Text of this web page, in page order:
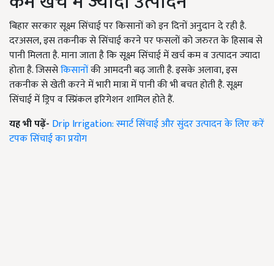
बिहार सरकार सूक्ष्म सिंचाई पर किसानों को इन दिनों अनुदान दे रही है.
दरअसल, इस तकनीक से सिंचाई करने पर फसलों को जरुरत के हिसाब से
पानी मिलता है. माना जाता है कि सूक्ष्म सिंचाई में खर्च कम व उत्पादन ज्यादा
होता है. जिससेकिसानोंकी आमदनी बढ़ जाती है. इसके अलावा, इस
तकनीक से खेती करने में भारी मात्रा में पानी की भी बचत होती है. सूक्ष्म
सिंचाई में ड्रिप व स्प्रिंकल इरिगेशन शामिल होते हैं.
यह भी पढ़ें- Drip Irrigation: स्मार्ट सिंचाई और सुंदर उत्पादन के लिए करें
टपक सिंचाई का प्रयोग